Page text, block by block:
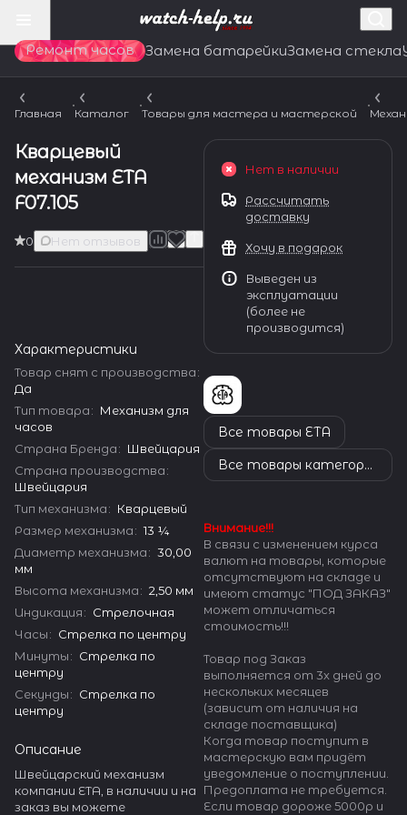
Ремонт часов Замена батарейкиЗамена стекла
Главная Каталог Товары для мастера и мастерской
Кварцевый
механизм ETA
F07.105
0 Нет отзывов
Характеристики
Товар снят с производства:
Да
Тип товара: Механизм для
часов
Страна Бренда: Швейцария
Страна производства:
Швейцария
Тип механизма: Кварцевый
Размер механизма: 13 ¼
Диаметр механизма: 30,00
мм
Высота механизма: 2,50 мм
Индикация: Стрелочная
Часы: Стрелка по центру
Минуты: Стрелка по
центру
Секунды: Стрелка по
центру
Описание
Швейцарский механизм
компании ETA, в наличии и на
заказ вы можете
Нет в наличии
Рассчитать
доставку
Хочу в подарок
Выведен из
эксплуатации
(более не
производится)
Все товары ETA
Все товары категории
Внимание!!!
В связи с изменением курса
валют на товары, которые
отсутствуют на складе и
имеют статус "ПОД ЗАКАЗ"
может отличаться
стоимость!!!
Товар под Заказ
выполняется от 3х дней до
нескольких месяцев
(зависит от наличия на
складе поставщика)
Когда товар поступит в
мастерскую вам придёт
уведомление о поступлении.
Предоплата не требуется.
Если товар дороже 5000р и